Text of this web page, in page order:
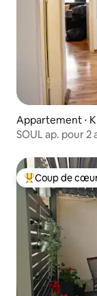
Appartement ⋅
SOUL ap. pour 2
Coups de cœur
Coup de